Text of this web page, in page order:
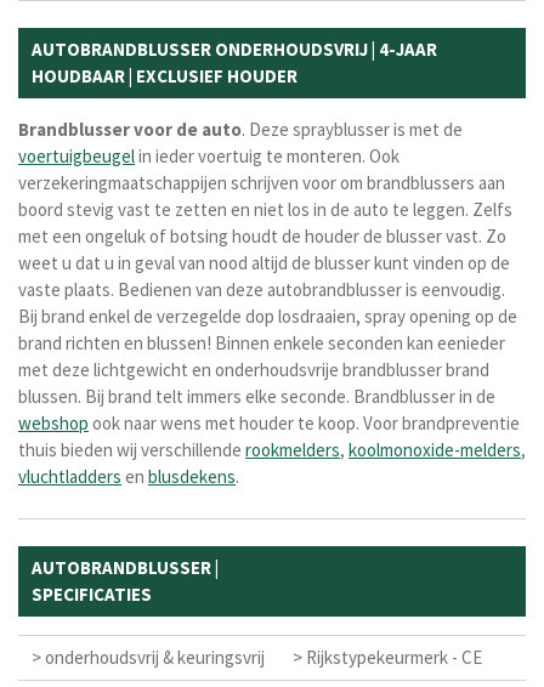
AUTOBRANDBLUSSER ONDERHOUDSVRIJ | 4-JAAR
HOUDBAAR | EXCLUSIEF HOUDER
Brandblusservoor de auto. Deze sprayblusser is met de
voertuigbeugelin ieder voertuig te monteren. Ook
verzekeringmaatschappijen schrijven voor om brandblussers aan
boord stevig vast te zetten en niet los in de auto te leggen. Zelfs
met een ongeluk of botsing houdt de houder de blusser vast. Zo
weet u dat u in geval van nood altijd de blusser kunt vinden op de
vaste plaats. Bedienen van deze autobrandblusser is eenvoudig.
Bij brand enkel de verzegelde dop losdraaien, spray opening op de
brand richten en blussen! Binnen enkele seconden kan eenieder
met deze lichtgewicht en onderhoudsvrije brandblusser brand
blussen. Bij brand telt immers elke seconde. Brandblusser in de
webshop ook naar wens met houder te koop. Voor brandpreventie
thuis bieden wij verschillende rookmelders, koolmonoxide-melders,
vluchtladders en blusdekens.
AUTOBRANDBLUSSER |
SPECIFICATIES
> onderhoudsvrij & keuringsvrij > Rijkstypekeurmerk - CE